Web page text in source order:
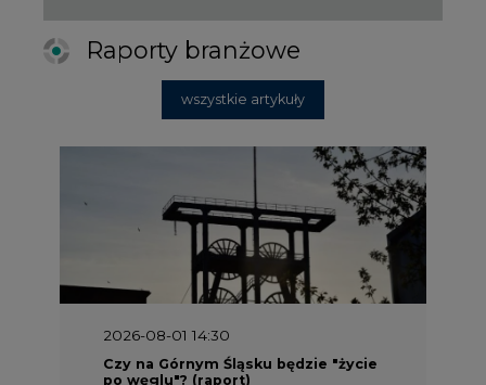
Raporty branżowe
wszystkie artykuły
2026-08-01 14:30
Czy na Górnym Śląsku będzie "życie
po węglu"? (raport)